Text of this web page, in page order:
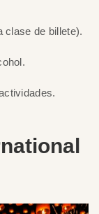
clase de billete).